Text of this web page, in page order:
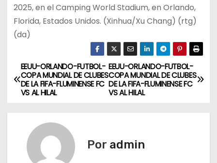
2025, en el Camping World Stadium, en Orlando,
Florida, Estados Unidos. (Xinhua/Xu Chang) (rtg)
(da)
N
a
v
EEUU-ORLANDO-FUTBOL-
COPA MUNDIAL DE CLUBES
DE LA FIFA-FLUMINENSE FC
VS AL HILAL
EEUU-ORLANDO-FUTBOL-
COPA MUNDIAL DE CLUBES
DE LA FIFA-FLUMINENSE FC
VS AL HILAL
Por admin